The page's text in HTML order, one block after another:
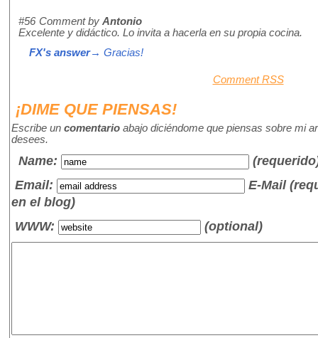
#56 Comment by Antonio
Excelente y didáctico. Lo invita a hacerla en su propia cocina.
FX's answer→ Gracias!
Comment RSS
¡DIME QUE PIENSAS!
Escribe un comentario abajo diciéndome que piensas sobre mi
desees.
Name:
Email:
E-Mail
en el blog)
WWW:
(optional)